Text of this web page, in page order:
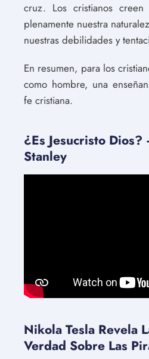
cruz. Los cristianos creen
plenamente nuestra
nuestras debilidades y
En resumen, para los
como hombre, una
fe cristiana.
¿Es Jesucristo
Stanley
Nikola Tesla Revela
Verdad Sobre Las